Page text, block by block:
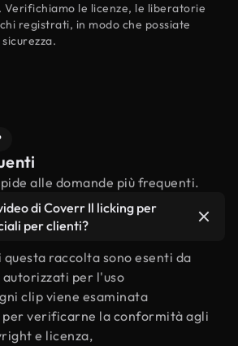
Verifichiamo le licenze, le liberatorie
registrati, in modo che possiate
alle domande più frequenti.
di Coverr Il licking per
per clienti?
raccolta sono esenti da
per l'uso
clip viene esaminata
verificarne la conformità agli
e licenza,